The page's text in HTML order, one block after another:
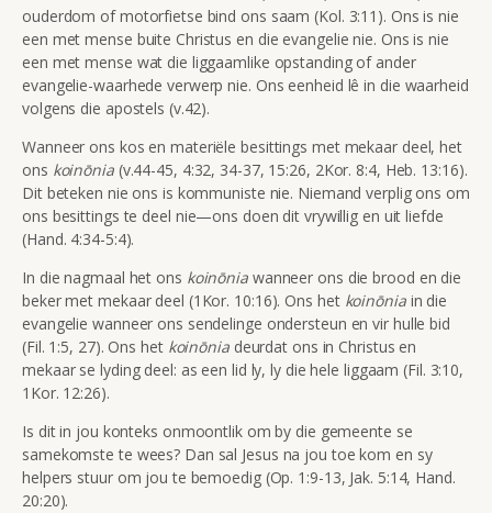
ouderdom of motorfietse bind ons saam (Kol. 3:11). Ons is nie
een met mense buite Christus en die evangelie nie. Ons is nie
een met mense wat die liggaamlike opstanding of ander
evangelie-waarhede verwerp nie. Ons eenheid lê in die waarheid
volgens die apostels (v.42).
Wanneer ons kos en materiële besittings met mekaar deel, het
ons koinōnia (v.44-45, 4:32, 34-37, 15:26, 2Kor. 8:4, Heb. 13:16).
Dit beteken nie ons is kommuniste nie. Niemand verplig ons om
ons besittings te deel nie—ons doen dit vrywillig en uit liefde
(Hand. 4:34-5:4).
In die nagmaal het ons koinōniawanneer ons die brood en die
beker met mekaar deel (1Kor. 10:16). Ons het koinōnia in die
evangelie wanneer ons sendelinge ondersteun en vir hulle bid
(Fil. 1:5, 27). Ons het koinōnia deurdat ons in Christus en
mekaar se lyding deel: as een lid ly, ly die hele liggaam (Fil. 3:10,
1Kor. 12:26).
Is dit in jou konteks onmoontlik om by die gemeente se
samekomste te wees? Dan sal Jesus na jou toe kom en sy
helpers stuur om jou te bemoedig (Op. 1:9-13, Jak. 5:14, Hand.
20:20).